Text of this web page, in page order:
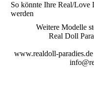
So könnte Ihre Real/
werden
Weitere Modelle
Real Doll